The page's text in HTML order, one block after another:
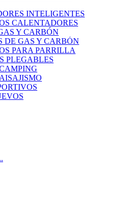
INTELIGENTES
CALENTADORES
Y CARBÓN
DE GAS Y CARBÓN
PARA PARRILLA
PLEGABLES